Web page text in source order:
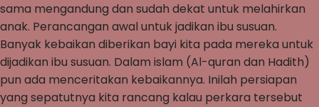
sama mengandung dan sudah dekat untuk melahirkan
anak. Perancangan awal untuk jadikan ibu susuan.
Banyak kebaikan diberikan bayi kita pada mereka untuk
dijadikan ibu susuan. Dalam islam (Al-quran dan Hadith)
pun ada menceritakan kebaikannya. Inilah persiapan
yang sepatutnya kita rancang kalau perkara tersebut